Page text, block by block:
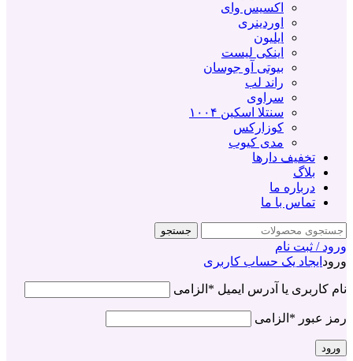
اکسیس وای
اوردینری
ایلیون
اینکی لیست
بیوتی آو جوسان
راند لب
سراوی
سنتلا اسکین ۱۰۰۴
کوزارکس
مدی کیوب
تخفیف دارها
بلاگ
درباره ما
تماس با ما
جستجو
ورود / ثبت نام
ورود ایجاد یک حساب کاربری
نام کاربری یا آدرس ایمیل * الزامی
رمز عبور * الزامی
ورود